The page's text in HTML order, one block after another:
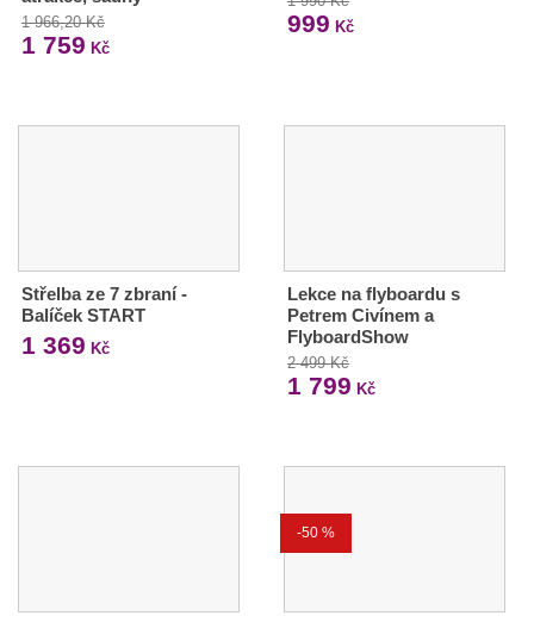
1 966,20 Kč
1 759 Kč
999 Kč
Střelba ze 7 zbraní -
Balíček START
1 369 Kč
Lekce na flyboardu s
Petrem Civínem a
FlyboardShow
2 499 Kč
1 799 Kč
-50 %